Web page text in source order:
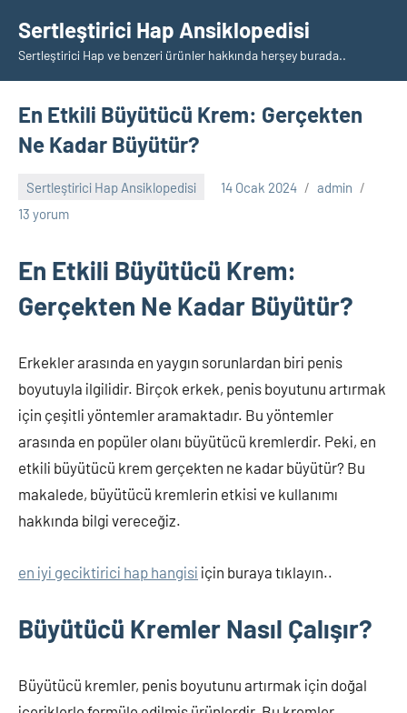
geçSertleştirici Hap Ansiklopedisi
Sertleştirici Hap ve benzeri ürünler hakkında herşey burada..
En Etkili Büyütücü Krem: Gerçekten
Ne Kadar Büyütür?
Sertleştirici Hap Ansiklopedisi 14 Ocak 2024
admin
13 yorum
En Etkili Büyütücü Krem:
Gerçekten Ne Kadar Büyütür?
Erkekler arasında en yaygın sorunlardan biri penis
boyutuyla ilgilidir. Birçok erkek, penis boyutunu artırmak
için çeşitli yöntemler aramaktadır. Bu yöntemler
arasında en popüler olanı büyütücü kremlerdir. Peki, en
etkili büyütücü krem gerçekten ne kadar büyütür? Bu
makalede, büyütücü kremlerin etkisi ve kullanımı
hakkında bilgi vereceğiz.
en iyi geciktirici hap hangisi için buraya tıklayın..
Büyütücü Kremler Nasıl Çalışır?
Büyütücü kremler, penis boyutunu artırmak için doğal